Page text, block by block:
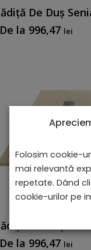
De la 996,47 lei
De la 996,47 lei
Folosim cookie-
mai relevantă
repetate. Dând
cookie-urilor pe